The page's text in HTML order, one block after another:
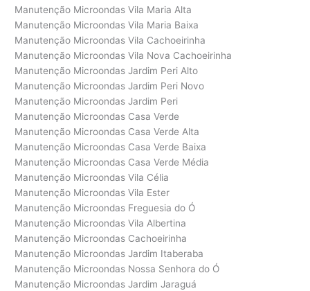
Manutenção Microondas Vila Maria Alta
Manutenção Microondas Vila Maria Baixa
Manutenção Microondas Vila Cachoeirinha
Manutenção Microondas Vila Nova Cachoeirinha
Manutenção Microondas Jardim Peri Alto
Manutenção Microondas Jardim Peri Novo
Manutenção Microondas Jardim Peri
Manutenção Microondas Casa Verde
Manutenção Microondas Casa Verde Alta
Manutenção Microondas Casa Verde Baixa
Manutenção Microondas Casa Verde Média
Manutenção Microondas Vila Célia
Manutenção Microondas Vila Ester
Manutenção Microondas Freguesia do Ó
Manutenção Microondas Vila Albertina
Manutenção Microondas Cachoeirinha
Manutenção Microondas Jardim Itaberaba
Manutenção Microondas Nossa Senhora do Ó
Manutenção Microondas Jardim Jaraguá